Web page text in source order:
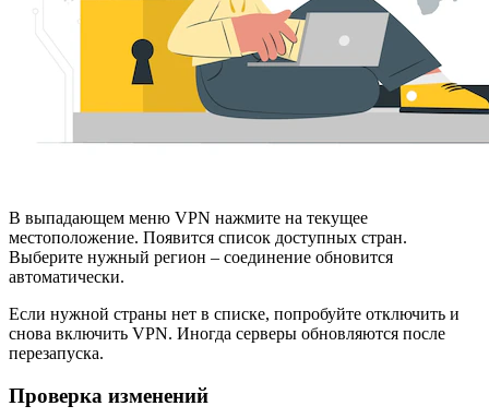
В выпадающем меню VPN нажмите на текущее
местоположение. Появится список доступных стран.
Выберите нужный регион – соединение обновится
автоматически.
Если нужной страны нет в списке, попробуйте отключить и
снова включить VPN. Иногда серверы обновляются после
перезапуска.
Проверка изменений